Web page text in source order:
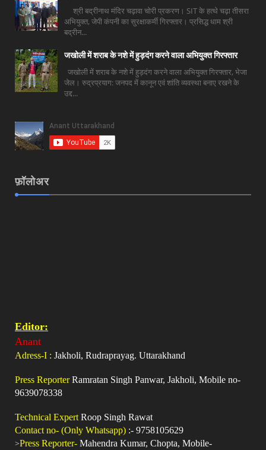
श्री बद्रीनाथ मंदिर चढ़ावा चोरी प्रकरण। SIT के हत्थे चढ़ा तीसरा
अभियुक्त, जेपी कंपनी का सुरक्षाकर्मी गिरफ्तार। प्रसिद्ध धाम श्री
बद्रीन...
जखोली में शराब के नशे में हुड़दंग करने वाला अभियुक्त गिरफ्तार
जखोली में शराब के नशे में हुड़दंग करने वाला अभियुक्त गिरफ्तार, भेजा
जेल। रुद्रप्रयाग: जनपद में कानून एवं शांति व्यवस्था बनाए रखने के
उद्द...
फ़ॉलोअर
Editor:
Anant
Adress-I : Jakholi, Rudraprayag. Uttarakhand
Press ReporterRamratan Singh Panwar, Jakholi, Mobile no-
9639078338
Technical Expert Roop Singh Rawat
Contact no- (Only Whatsapp) :- 9758105629
>Press Reporter- Mahendra Kumar, Chopta, Mobile-